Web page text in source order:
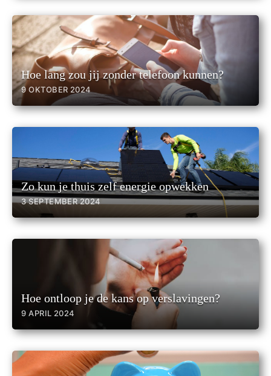
Hoe lang zou jij zonder telefoon kunnen?
9 OKTOBER 2024
Zo kun je thuis zelf energie opwekken
3 SEPTEMBER 2024
Hoe ontloop je de kans op verslavingen?
9 APRIL 2024